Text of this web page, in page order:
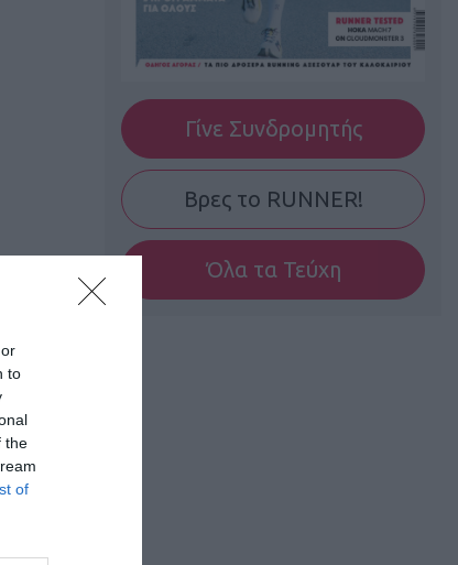
to
the
of
Γίνε Συνδρομητής
Βρες το RUNNER!
Όλα τα Τεύχη